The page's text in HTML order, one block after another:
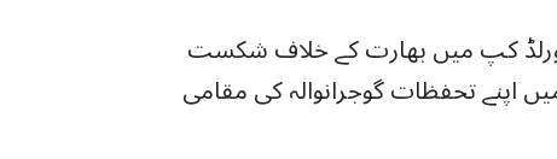
وکیل منظور قادر بھنڈر نے 2024 کے ٹی20 ورلڈ کپ میں بھارت کے خلاف شکست
اپنے تحفظات گوجرانوالہ کی مقامی